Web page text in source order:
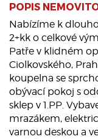
POPIS
Nabízíme k
2+kk o celkové
Patře v klidném
Ciolkovského,
koupelna se
obývací pokoj s
sklep v 1.PP.
mrazákem,
varnou deskou a